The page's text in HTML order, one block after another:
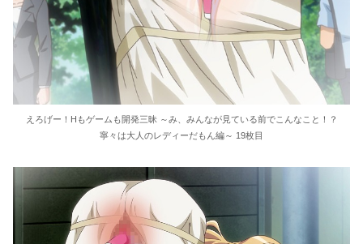
えろげー！Hもゲームも開発三昧 ～み、みんなが見ている前でこんなこと！？
寧々は大人のレディーだもん編～ 19枚目